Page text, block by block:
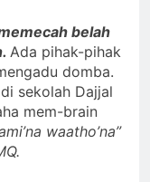
belah
Ada pihak-pihak
domba.
sekolah Dajjal
mem-brain
waatho’na”